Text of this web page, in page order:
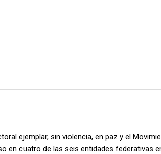
ejemplar, sin violencia, en paz y el
en cuatro de las seis entidades federativas